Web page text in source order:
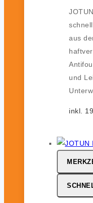
aus
und
inkl.